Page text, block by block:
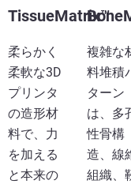
TissueMatrix™
柔らかく
柔軟な3D
プリンタ
の造形材
料で、力
を加える
と本来の
複雑な
料堆積
ターン
は、多
性骨構
造、線
組織、